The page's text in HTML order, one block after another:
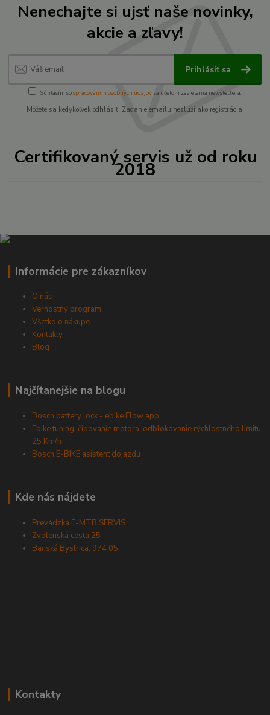
Nenechajte si ujsť naše novinky,
akcie a zľavy!
Prihlásiť sa
Súhlasím sospracovaním osobných údajov za účelom zasielania newslettera.
Môžete sa kedykoľvek odhlásiť. Zadanie emailu neslúži ako registrácia.
Certifikovaný servis už od roku
2018
Informácie pre zákazníkov
O nás
Vernostný program
Všetko o nákupe
Kontakty
Blog
Najčítanejšie na blogu
Bosch battery lock - ebike Flow app
Ebike tuning, čipovanie motora, odblokovanie rýchlostného limitu
25 Km/h
Bosch E-BIKE asistent dojazdu
Kde nás nájdete
Prevádzka E-MTB SERVIS
Zvolenská cesta 25
Banská Bystrica, 974 05
Kontakty